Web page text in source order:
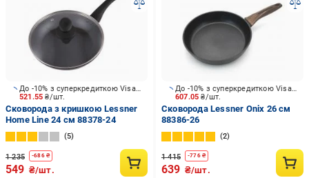
521.55₴/шт.
До -10% з суперкредиткою Visa Вигода
Сковорода з кришкою Lessner
Home Line 24 см 88378-24
5
1 235 -686₴
549 ₴/шт.
607.05₴/шт.
До -10% з суперкредиткою Visa Вигода
Сковорода Lessner Onix 26 см
88386-26
2
1 415 -776₴
639 ₴/шт.